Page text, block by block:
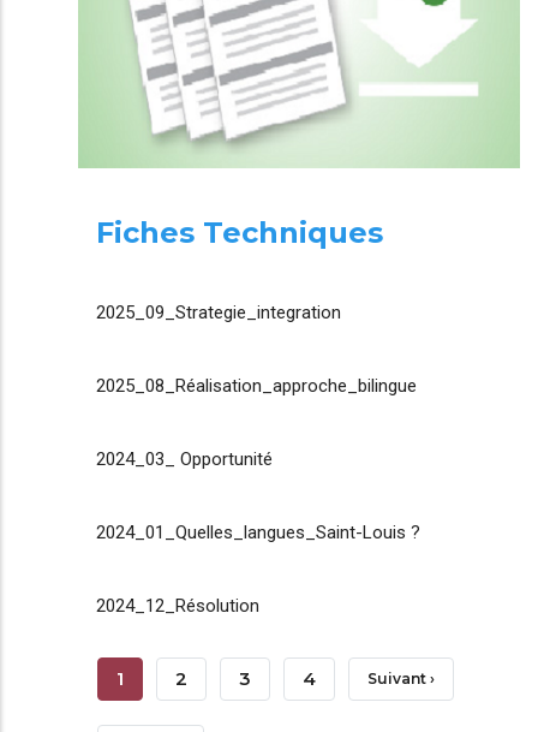
Fiches Techniques
2025_09_Strategie_integration
2025_08_Réalisation_approche_bilingue
2024_03_ Opportunité
2024_01_Quelles_langues_Saint-Louis ?
2024_12_Résolution
Pagination
Page
Courante
1 Page
2 Page
3 Page
4 Page
Suivant ›